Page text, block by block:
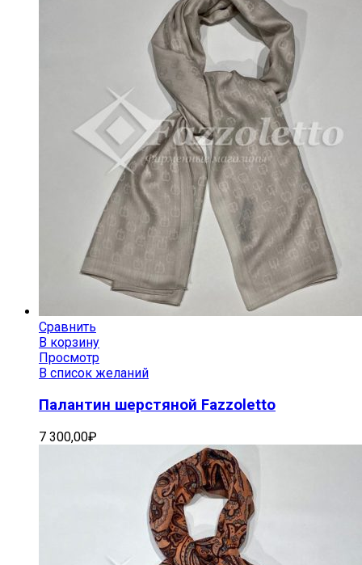
Сравнить
В корзину
Просмотр
В список желаний
Палантин шерстяной Fazzoletto
7 300,00₽